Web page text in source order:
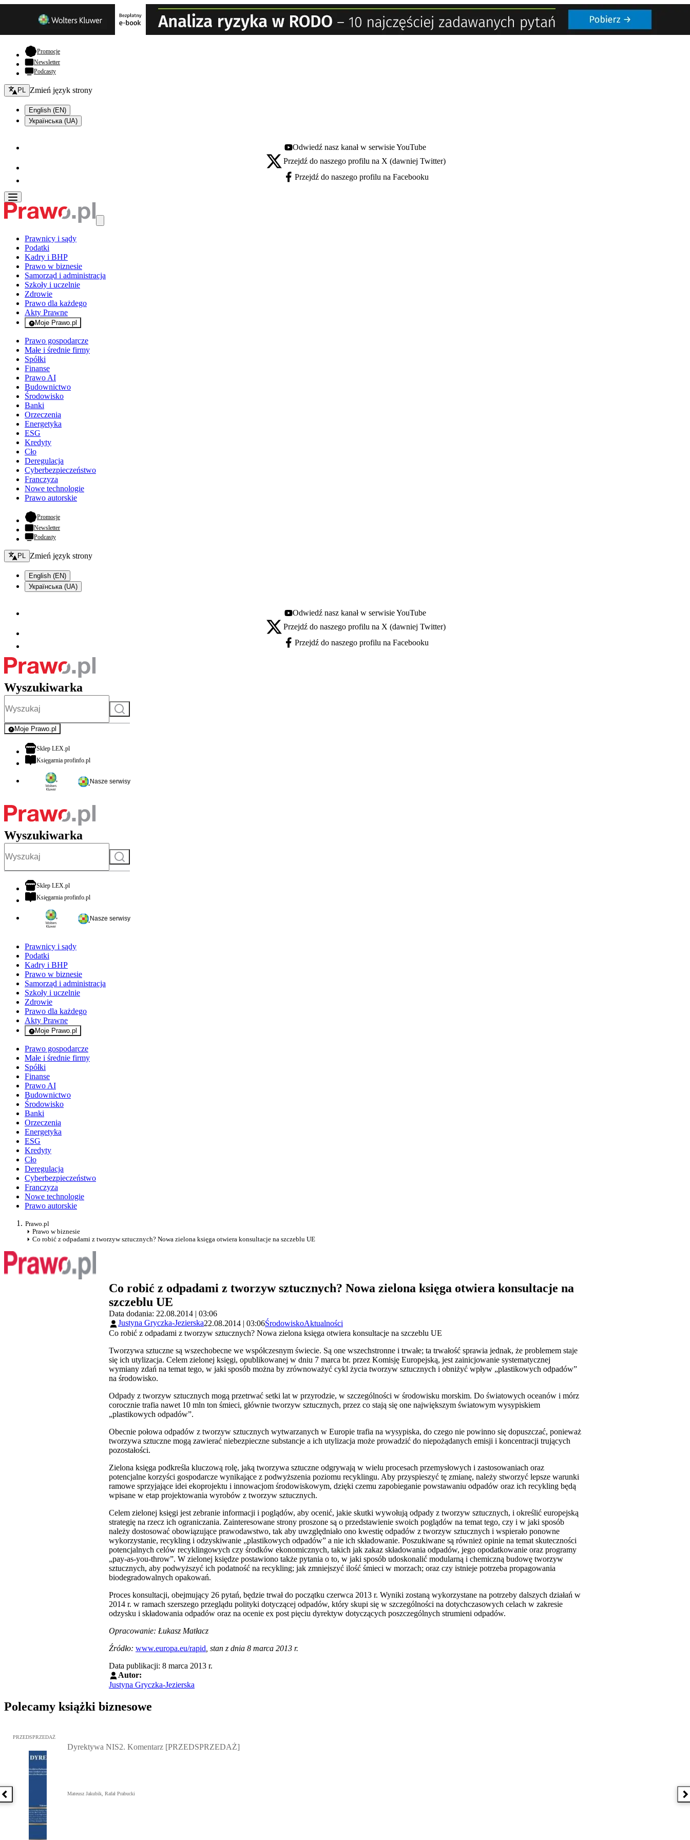
Promocje- otwiera się w nowej karcie
Newsletter
Podcasty
Zmień język - bieżący:
PL Zmień język strony
English (EN)
Українська (UA)
Youtube - otwiera się w nowej karcie
Odwiedź nasz kanał w serwisie YouTube
X - otwiera się w nowej karcie
Przejdź do naszego profilu na X (dawniej Twitter)
Facebook - otwiera się w nowej karcie
Przejdź do naszego profilu na Facebooku
Prawnicy i sądy
Podatki
Kadry i BHP
Prawo w biznesie
Samorząd i administracja
Szkoły i uczelnie
Zdrowie
Prawo dla każdego
Akty Prawne
Moje Prawo.pl
- rejestracja i logowanie do serwisu
Prawo gospodarcze
Małe i średnie firmy
Spółki
Finanse
Prawo AI
Budownictwo
Środowisko
Banki
Orzeczenia
Energetyka
ESG
Kredyty
Cło
Deregulacja
Cyberbezpieczeństwo
Franczyza
Nowe technologie
Prawo autorskie
Promocje- otwiera się w nowej karcie
Newsletter
Podcasty
Zmień język - bieżący:
PL Zmień język strony
English (EN)
Українська (UA)
Youtube - otwiera się w nowej karcie
Odwiedź nasz kanał w serwisie YouTube
X - otwiera się w nowej karcie
Przejdź do naszego profilu na X (dawniej Twitter)
Facebook - otwiera się w nowej karcie
Przejdź do naszego profilu na Facebooku
Wyszukiwarka
Szukaj
Moje Prawo.pl
- rejestracja i logowanie do serwisu
Sklep LEX.plotwiera się w nowej karcie
Księgarnia profinfo.plotwiera się w nowej karcie
Nasze serwisy
Wyszukiwarka
Szukaj
Sklep LEX.plotwiera się w nowej karcie
Księgarnia profinfo.plotwiera się w nowej karcie
Nasze serwisy
Prawnicy i sądy
Podatki
Kadry i BHP
Prawo w biznesie
Samorząd i administracja
Szkoły i uczelnie
Zdrowie
Prawo dla każdego
Akty Prawne
Moje Prawo.pl
- rejestracja i logowanie do serwisu
Prawo gospodarcze
Małe i średnie firmy
Spółki
Finanse
Prawo AI
Budownictwo
Środowisko
Banki
Orzeczenia
Energetyka
ESG
Kredyty
Cło
Deregulacja
Cyberbezpieczeństwo
Franczyza
Nowe technologie
Prawo autorskie
Prawo.pl
Prawo w biznesie
Co robić z odpadami z tworzyw sztucznych? Nowa zielona księga otwiera konsultacje na szczeblu UE
Co robić z odpadami z tworzyw sztucznych? Nowa zielona księga otwiera konsultacje na
szczeblu UE
Data dodania: 22.08.2014 | 03:06
Justyna Gryczka-Jezierska22.08.2014 | 03:06ŚrodowiskoAktualności
Co robić z odpadami z tworzyw sztucznych? Nowa zielona księga otwiera konsultacje na szczeblu UE
Tworzywa sztuczne są wszechobecne we współczesnym świecie. Są one wszechstronne i trwałe; ta trwałość sprawia jednak, że problemem staje
się ich utylizacja. Celem zielonej księgi, opublikowanej w dniu 7 marca br. przez Komisję Europejską, jest zainicjowanie systematycznej
wymiany zdań na temat tego, w jaki sposób można by zrównoważyć cykl życia tworzyw sztucznych i obniżyć wpływ „plastikowych odpadów”
na środowisko.
Odpady z tworzyw sztucznych mogą przetrwać setki lat w przyrodzie, w szczególności w środowisku morskim. Do światowych oceanów i mórz
corocznie trafia nawet 10 mln ton śmieci, głównie tworzyw sztucznych, przez co stają się one największym światowym wysypiskiem
„plastikowych odpadów”.
Obecnie połowa odpadów z tworzyw sztucznych wytwarzanych w Europie trafia na wysypiska, do czego nie powinno się dopuszczać, ponieważ
tworzywa sztuczne mogą zawierać niebezpieczne substancje a ich utylizacja może prowadzić do niepożądanych emisji i koncentracji trujących
pozostałości.
Zielona księga podkreśla kluczową rolę, jaką tworzywa sztuczne odgrywają w wielu procesach przemysłowych i zastosowaniach oraz
potencjalne korzyści gospodarcze wynikające z podwyższenia poziomu recyklingu. Aby przyspieszyć tę zmianę, należy stworzyć lepsze warunki
ramowe sprzyjające idei ekoprojektu i innowacjom środowiskowym, dzięki czemu zapobieganie powstawaniu odpadów oraz ich recykling będą
wpisane w etap projektowania wyrobów z tworzyw sztucznych.
Celem zielonej księgi jest zebranie informacji i poglądów, aby ocenić, jakie skutki wywołują odpady z tworzyw sztucznych, i określić europejską
strategię na rzecz ich ograniczania. Zainteresowane strony proszone są o przedstawienie swoich poglądów na temat tego, czy i w jaki sposób
należy dostosować obowiązujące prawodawstwo, tak aby uwzględniało ono kwestię odpadów z tworzyw sztucznych i wspierało ponowne
wykorzystanie, recykling i odzyskiwanie „plastikowych odpadów” a nie ich składowanie. Poszukiwane są również opinie na temat skuteczności
potencjalnych celów recyklingowych czy środków ekonomicznych, takich jak zakaz składowania odpadów, jego opodatkowanie oraz programy
„pay-as-you-throw”. W zielonej księdze postawiono także pytania o to, w jaki sposób udoskonalić modularną i chemiczną budowę tworzyw
sztucznych, aby podwyższyć ich podatność na recykling; jak zmniejszyć ilość śmieci w morzach; oraz czy istnieje potrzeba propagowania
biodegradowalnych opakowań.
Proces konsultacji, obejmujący 26 pytań, będzie trwał do początku czerwca 2013 r. Wyniki zostaną wykorzystane na potrzeby dalszych działań w
2014 r. w ramach szerszego przeglądu polityki dotyczącej odpadów, który skupi się w szczególności na dotychczasowych celach w zakresie
odzysku i składowania odpadów oraz na ocenie ex post pięciu dyrektyw dotyczących poszczególnych strumieni odpadów.
Opracowanie: Łukasz Matłacz
Źródło: www.europa.eu/rapid , stan z dnia 8 marca 2013 r.
Data publikacji: 8 marca 2013 r.
Autor:
Justyna Gryczka-Jezierska
Polecamy książki biznesowe
Poprzednia książka
Przejdź do: Dyrektywa NIS2. Komentarz [PRZEDSPRZEDAŻ], Mateusz Jakubik, Rafał Prabucki - otwiera się w nowym oknie
PRZEDSPRZEDAŻ
Dyrektywa NIS2. Komentarz [PRZEDSPRZEDAŻ]
Mateusz Jakubik, Rafał Prabucki